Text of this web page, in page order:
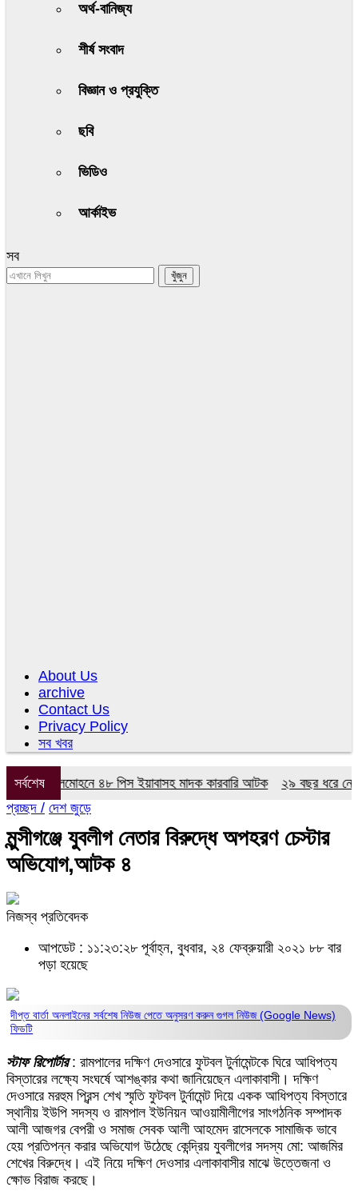
অর্থ-বানিজ্য
শীর্ষ সংবাদ
বিজ্ঞান ও প্রযুক্তি
ছবি
ভিডিও
আর্কাইভ
সব
About Us
archive
Contact Us
Privacy Policy
সব খবর
সর্বশেষ
লালমোহনে ৪৮ পিস ইয়াবাসহ মাদক কারবারি আটক
২৯ বছর ধরে নেই
প্রচ্ছদ / দেশ জুড়ে
মুন্সীগঞ্জে যুবলীগ নেতার বিরুদ্ধে অপহরণ চেস্টার
অভিযোগ,আটক ৪
নিজস্ব প্রতিবেদক
আপডেট : ১১:২৩:২৮ পূর্বাহ্ন, বুধবার, ২৪ ফেব্রুয়ারী ২০২১ ৮৮ বার
পড়া হয়েছে
দীপ্ত বার্তা অনলাইনের সর্বশেষ নিউজ পেতে অনুসরণ করুনগুগল নিউজ (Google News)
ফিডটি
স্টাফ রিপোর্টার: রামপালের দক্ষিণ দেওসারে ফুটবল টুর্নামেন্টকে ঘিরে আধিপত্য
বিস্তারের লক্ষ্যে সংঘর্ষে আশঙ্কার কথা জানিয়েছেন এলাকাবাসী। দক্ষিণ
দেওসারে মরহুম প্রিন্স শেখ স্মৃতি ফুটবল টুর্নামেন্ট দিয়ে একক আধিপত্য বিস্তারে
স্থানীয় ইউপি সদস্য ও রামপাল ইউনিয়ন আওয়ামীলীগের সাংগঠনিক সম্পাদক
আলী আজগর বেপরী ও সমাজ সেবক আলী আহমেদ রাসেলকে সামাজিক ভাবে
হেয় প্রতিপন্ন করার অভিযোগ উঠেছে কেন্দ্রিয় যুবলীগের সদস্য মো: আজমির
শেখের বিরুদ্ধে। এই নিয়ে দক্ষিণ দেওসার এলাকাবাসীর মাঝে উত্তেজনা ও
ক্ষোভ বিরাজ করছে।